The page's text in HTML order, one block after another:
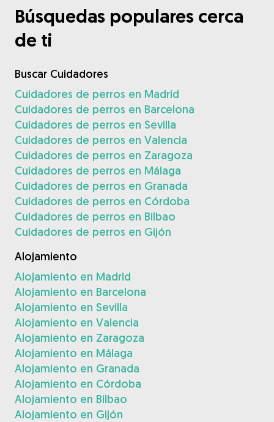
Búsquedas populares cerca
de ti
Buscar Cuidadores
Cuidadores de perros en Madrid
Cuidadores de perros en Barcelona
Cuidadores de perros en Sevilla
Cuidadores de perros en Valencia
Cuidadores de perros en Zaragoza
Cuidadores de perros en Málaga
Cuidadores de perros en Granada
Cuidadores de perros en Córdoba
Cuidadores de perros en Bilbao
Cuidadores de perros en Gijón
Alojamiento
Alojamiento en Madrid
Alojamiento en Barcelona
Alojamiento en Sevilla
Alojamiento en Valencia
Alojamiento en Zaragoza
Alojamiento en Málaga
Alojamiento en Granada
Alojamiento en Córdoba
Alojamiento en Bilbao
Alojamiento en Gijón